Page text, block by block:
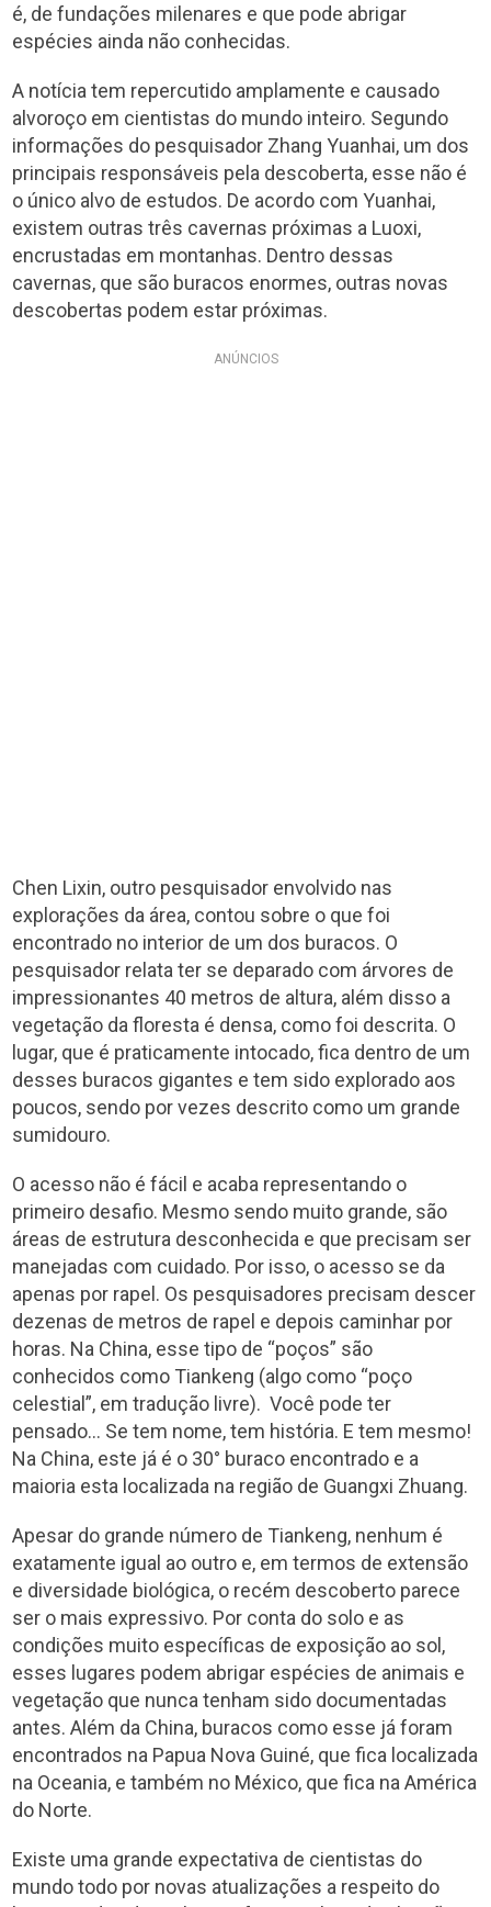
é, de fundações milenares e que pode abrigar
espécies ainda não conhecidas.
A notícia tem repercutido amplamente e causado
alvoroço em cientistas do mundo inteiro. Segundo
informações do pesquisador Zhang Yuanhai, um dos
principais responsáveis pela descoberta, esse não é
o único alvo de estudos. De acordo com Yuanhai,
existem outras três cavernas próximas a Luoxi,
encrustadas em montanhas. Dentro dessas
cavernas, que são buracos enormes, outras novas
descobertas podem estar próximas.
ANÚNCIOS
Chen Lixin, outro pesquisador envolvido nas
explorações da área, contou sobre o que foi
encontrado no interior de um dos buracos. O
pesquisador relata ter se deparado com árvores de
impressionantes 40 metros de altura, além disso a
vegetação da floresta é densa, como foi descrita. O
lugar, que é praticamente intocado, fica dentro de um
desses buracos gigantes e tem sido explorado aos
poucos, sendo por vezes descrito como um grande
sumidouro.
O acesso não é fácil e acaba representando o
primeiro desafio. Mesmo sendo muito grande, são
áreas de estrutura desconhecida e que precisam ser
manejadas com cuidado. Por isso, o acesso se da
apenas por rapel. Os pesquisadores precisam descer
dezenas de metros de rapel e depois caminhar por
horas. Na China, esse tipo de “poços” são
conhecidos como Tiankeng (algo como “poço
celestial”, em tradução livre). Você pode ter
pensado… Se tem nome, tem história. E tem mesmo!
Na China, este já é o 30° buraco encontrado e a
maioria esta localizada na região de Guangxi Zhuang.
Apesar do grande número de Tiankeng, nenhum é
exatamente igual ao outro e, em termos de extensão
e diversidade biológica, o recém descoberto parece
ser o mais expressivo. Por conta do solo e as
condições muito específicas de exposição ao sol,
esses lugares podem abrigar espécies de animais e
vegetação que nunca tenham sido documentadas
antes. Além da China, buracos como esse já foram
encontrados na Papua Nova Guiné, que fica localizada
na Oceania, e também no México, que fica na América
do Norte.
Existe uma grande expectativa de cientistas do
mundo todo por novas atualizações a respeito do